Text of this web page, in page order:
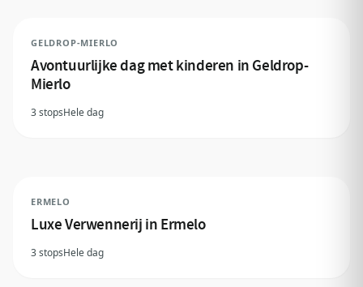
GELDROP-MIERLO
Avontuurlijke dag met kinderen in Geldrop-
Mierlo
3 stopsHele dag
ERMELO
Luxe Verwennerij in Ermelo
3 stopsHele dag